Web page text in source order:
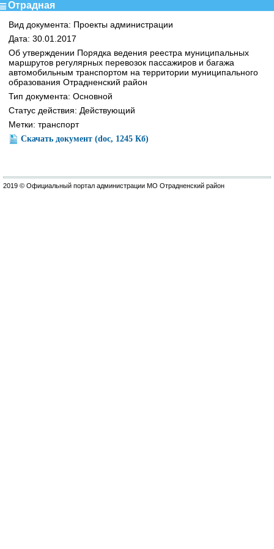
Отрадная
Вид документа: Проекты администрации
Дата: 30.01.2017
Об утверждении Порядка ведения реестра муниципальных
маршрутов регулярных перевозок пассажиров и багажа
автомобильным транспортом на территории муниципального
образования Отрадненский район
Тип документа: Основной
Статус действия: Действующий
Метки: транспорт
Скачать документ (doc, 1245 Кб)
2019 © Официальный портал администрации МО Отрадненский район